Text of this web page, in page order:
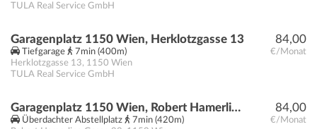
TULA Real Service GmbH
84,00
€/Monat
Garagenplatz 1150 Wien, Herklotzgasse 13
Tiefgarage
7min (400m)
Herklotzgasse 13, 1150 Wien
TULA Real Service GmbH
84,00
€/Monat
Garagenplatz 1150 Wien, Robert Hamerling Gasse 23
Überdachter Abstellplatz
7min (420m)